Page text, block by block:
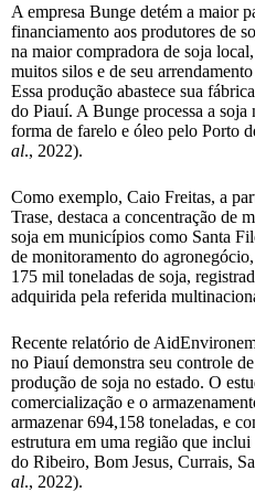
A empresa Bunge detém a maior
financiamento aos produtores de
na maior compradora de soja
muitos silos e de seu
Essa produção abastece sua
do Piauí. A Bunge processa a soja
forma de farelo e óleo pelo Porto
al., 2022).
Como exemplo, Caio Freitas, a
Trase, destaca a concentração de
soja em municípios como Santa
de monitoramento do
175 mil toneladas de soja,
adquirida pela referida
Recente relatório de
no Piauí demonstra seu controle
produção de soja no estado. O
comercialização e o
armazenar 694,158 toneladas, e
estrutura em uma região que
do Ribeiro, Bom Jesus, Currais,
al., 2022).